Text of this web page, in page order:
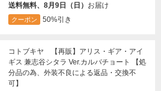
送料無料、8月9日（日） お届け
クーポン 50%引き
コトブキヤ 【再販】アリス・ギア・アイ
ギス 兼志谷シタラ Ver.カルバチョート 【処
分品の為、外装不良による返品・交換不
可】